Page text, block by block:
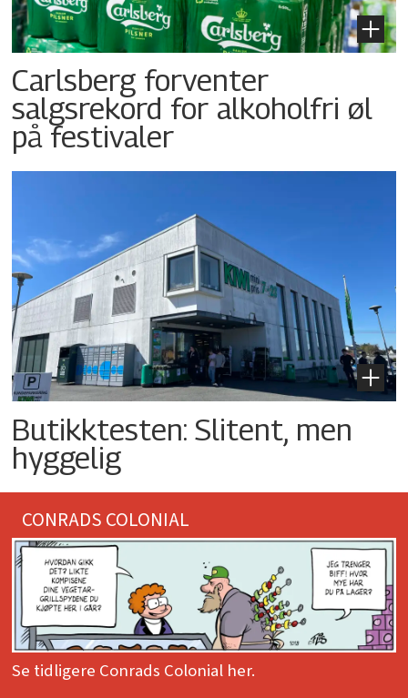
Carlsberg forventer
salgsrekord for alkoholfri øl
på festivaler
Butikktesten: Slitent, men
hyggelig
CONRADS COLONIAL
Se tidligere Conrads Colonial her.